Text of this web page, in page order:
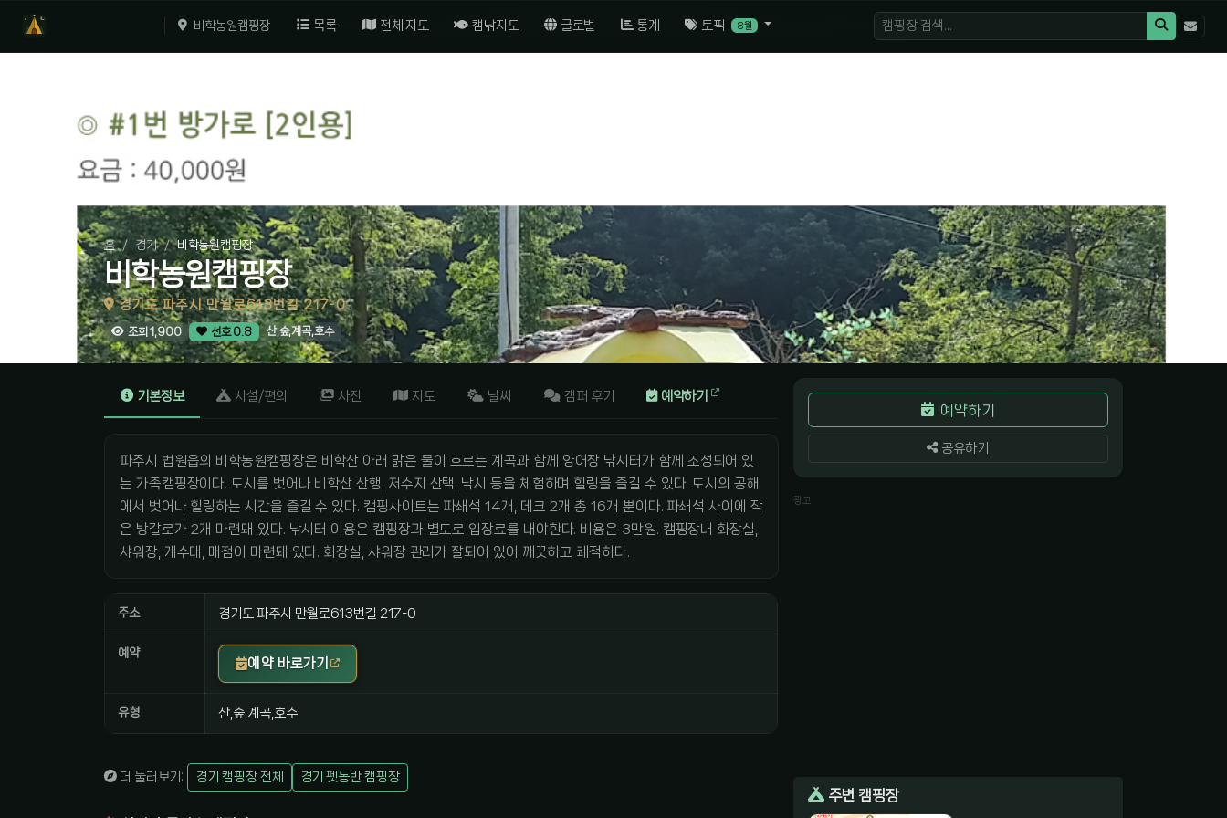
비학농원캠핑장 목록 전체 지도 캠낚지도 글로벌 통계 토픽 8월
홈 경기 비학농원캠핑장
비학농원캠핑장
경기도 파주시 만월로613번길 217-0
조회 1,900 선호 0.8 산,숲,계곡,호수
기본정보 시설/편의 사진 지도 날씨 캠퍼 후기 예약하기
파주시 법원읍의 비학농원캠핑장은 비학산 아래 맑은 물이 흐르는 계곡과 함께 양어장 낚시터가 함께 조성되어 있
는 가족캠핑장이다. 도시를 벗어나 비학산 산행, 저수지 산택, 낚시 등을 체험하며 힐링을 즐길 수 있다. 도시의 공해
에서 벗어나 힐링하는 시간을 즐길 수 있다. 캠핑사이트는 파쇄석 14개, 데크 2개 총 16개 뿐이다. 파쇄석 사이에 작
은 방갈로가 2개 마련돼 있다. 낚시터 이용은 캠핑장과 별도로 입장료를 내야한다. 비용은 3만원. 캠핑장내 화장실,
샤워장, 개수대, 매점이 마련돼 있다. 화장실, 샤워장 관리가 잘되어 있어 깨끗하고 쾌적하다.
주소 경기도 파주시 만월로613번길 217-0
예약
예약 바로가기
유형 산,숲,계곡,호수
더 둘러보기: 경기 캠핑장 전체 경기 펫동반 캠핑장
예약하기
공유하기
광고
주변 캠핑장